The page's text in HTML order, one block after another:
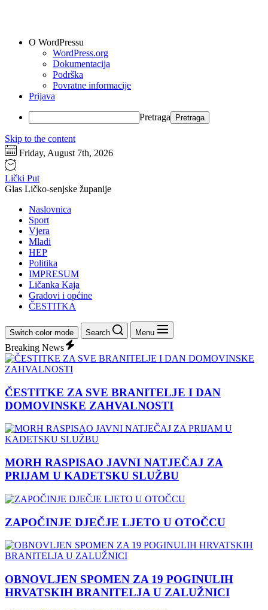
O WordPressu
WordPress.org
Dokumentacija
Podrška
Povratne informacije
Prijava
Pretraga
Skip to the content
Friday, August 7th, 2026
Lički Put
Glas Ličko-senjske županije
Naslovnica
Sport
Vjera
Mladi
HEP
Politika
IMPRESUM
Ličanka Kaja
Gradovi i općine
ČESTITKA
Switch color mode Search Menu
Breaking News
ČESTITKE ZA SVE BRANITELJE I DAN
DOMOVINSKE ZAHVALNOSTI
MORH RASPISAO JAVNI NATJEČAJ ZA
PRIJAM U KADETSKU SLUŽBU
ZAPOČINJE DJEČJE LJETO U OTOČCU
OBNOVLJEN SPOMEN ZA 19 POGINULIH
HRVATSKIH BRANITELJA U ZALUŽNICI